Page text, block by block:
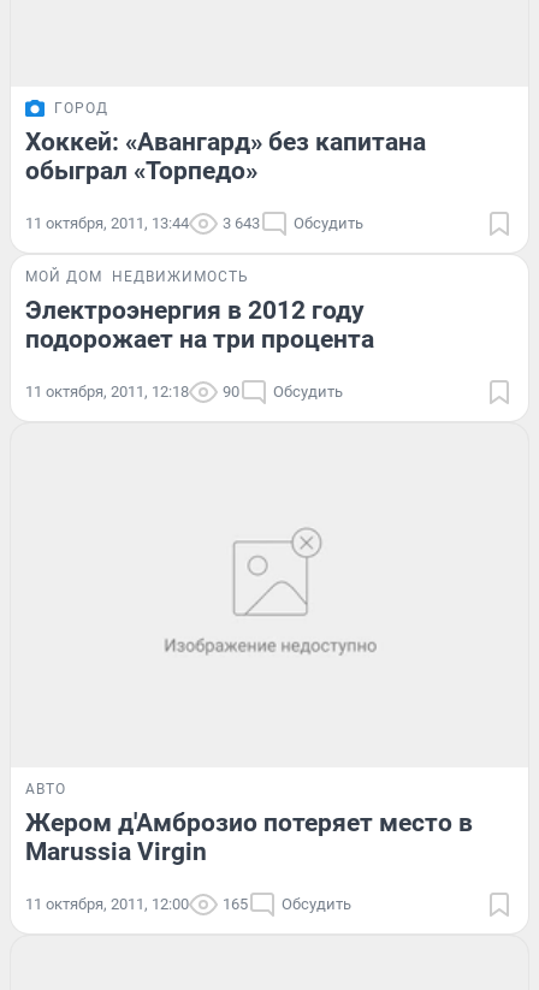
ГОРОД
Хоккей: «Авангард» без капитана
обыграл «Торпедо»
11 октября, 2011, 13:44 3 643 Обсудить
МОЙ ДОМ НЕДВИЖИМОСТЬ
Электроэнергия в 2012 году
подорожает на три процента
11 октября, 2011, 12:18 90 Обсудить
АВТО
Жером д'Амброзио потеряет место в
Marussia Virgin
11 октября, 2011, 12:00 165 Обсудить